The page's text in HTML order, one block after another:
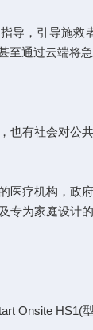
，引导施救
通过云端将
社会对公
机构，政
为家庭设
HS1(